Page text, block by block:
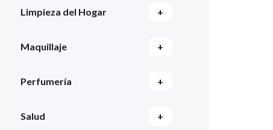
Limpieza del Hogar +
Maquillaje +
Perfumería +
Salud +